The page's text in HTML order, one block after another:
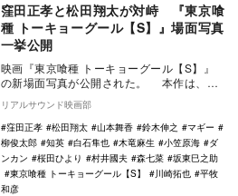
窪田正孝と松田翔太が対峙 『東京喰
種 トーキョーグール【S】』場面写真
一挙公開
映画『東京喰種 トーキョーグール【S】』
の新場面写真が公開された。 本作は、
2018年7月に『東京喰種トーキョーグー
ル：re…
リアルサウンド映画部
窪田正孝
松田翔太 山本舞香 鈴木伸之
マギー
柳俊太郎
知英 白石隼也 木竜麻生 小笠原海
ダ
ンカン
桜田ひより 村井國夫 森七菜
坂東巳之助
東京喰種 トーキョーグール【S】
川崎拓也
平牧
和彦